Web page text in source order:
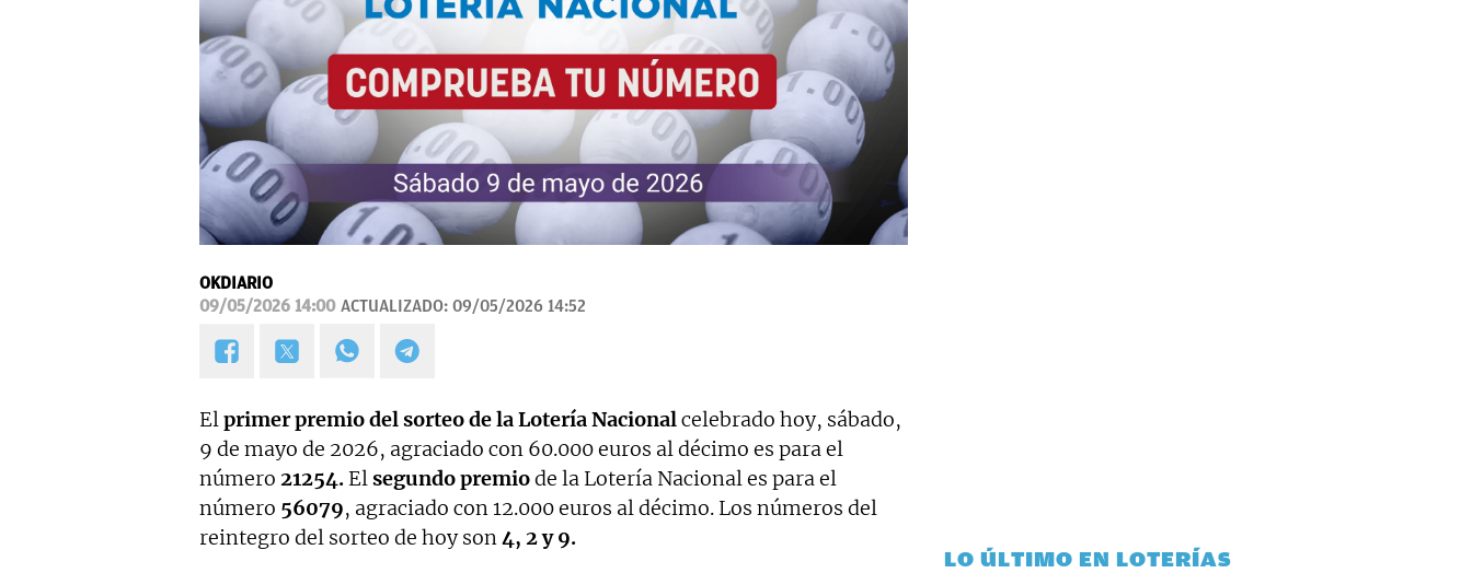
OKDIARIO
09/05/2026 14:00 ACTUALIZADO: 09/05/2026 14:52
Elprimer premio del sorteo de la Lotería Nacionalcelebrado hoy, sábado,
9 de mayo de 2026, agraciado con 60.000 euros al décimo es para el
número 21254. Elsegundo premiode la Lotería Nacional es para el
número 56079, agraciado con 12.000 euros al décimo. Los números del
reintegro del sorteo de hoy son4, 2 y 9.
LO ÚLTIMO EN LOTERÍAS